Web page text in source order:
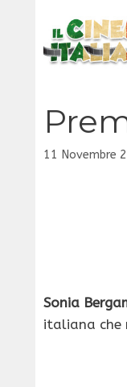
contenuto
11 Novembre
Sonia
italiana che